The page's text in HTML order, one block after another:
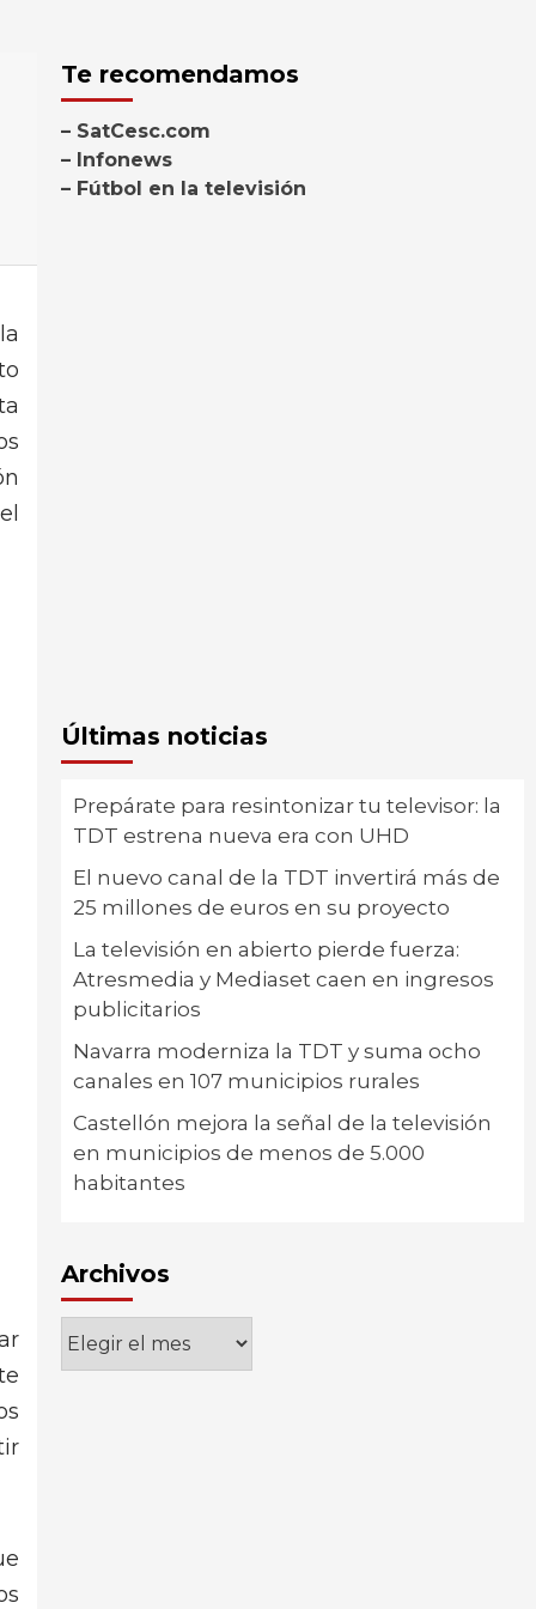
Te recomendamos
– SatCesc.com
– Infonews
– Fútbol en la televisión
Últimas noticias
Prepárate para resintonizar tu televisor: la
TDT estrena nueva era con UHD
El nuevo canal de la TDT invertirá más de
25 millones de euros en su proyecto
La televisión en abierto pierde fuerza:
Atresmedia y Mediaset caen en ingresos
publicitarios
Navarra moderniza la TDT y suma ocho
canales en 107 municipios rurales
Castellón mejora la señal de la televisión
en municipios de menos de 5.000
habitantes
Archivos
Archivos